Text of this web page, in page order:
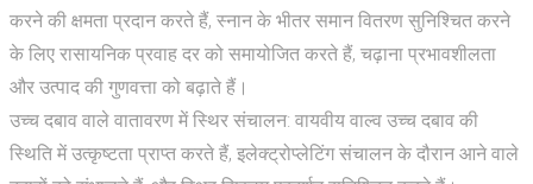
करने की क्षमता प्रदान करते हैं, स्नान के भीतर समान वितरण सुनिश्चित करने
के लिए रासायनिक प्रवाह दर को समायोजित करते हैं, चढ़ाना प्रभावशीलता
और उत्पाद की गुणवत्ता को बढ़ाते हैं।
उच्च दबाव वाले वातावरण में स्थिर संचालन: वायवीय वाल्व उच्च दबाव की
स्थिति में उत्कृष्टता प्राप्त करते हैं, इलेक्ट्रोप्लेटिंग संचालन के दौरान आने वाले